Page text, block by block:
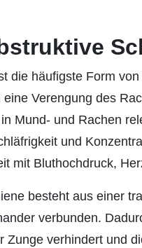
die häufigste Form
Verengung des
Mund- und Rachen
und
mit Bluthochdruck,
besteht aus einer
verbunden.
Zunge verhindert und